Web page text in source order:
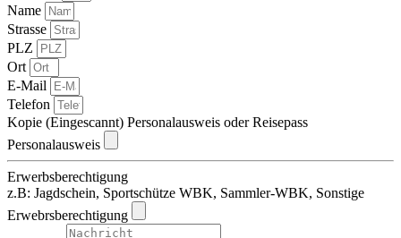
Name
Strasse
PLZ
Ort
E-Mail
Telefon
Kopie (Eingescannt) Personalausweis oder Reisepass
Personalausweis
Erwerbsberechtigung
z.B: Jagdschein, Sportschütze WBK, Sammler-WBK, Sonstige
Erwebrsberechtigung